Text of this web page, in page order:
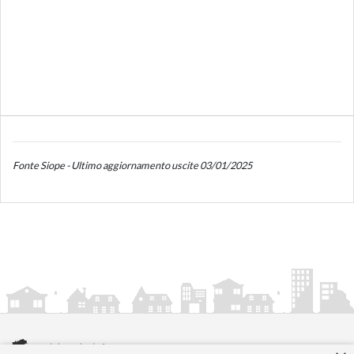
Fonte Siope - Ultimo aggiornamento uscite 03/01/2025